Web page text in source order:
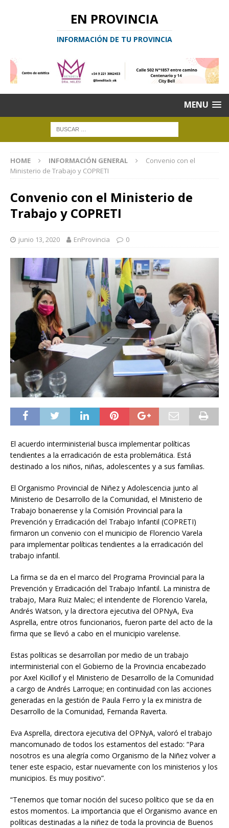
EN PROVINCIA
INFORMACIÓN DE TU PROVINCIA
MENU
HOME INFORMACIÓN GENERAL
Convenio con el
Ministerio de Trabajo y COPRETI
Convenio con el Ministerio de
Trabajo y COPRETI
junio 13, 2020 EnProvincia 0
El acuerdo interministerial busca implementar políticas
tendientes a la erradicación de esta problemática. Está
destinado a los niños, niñas, adolescentes y a sus familias.
El Organismo Provincial de Niñez y Adolescencia junto al
Ministerio de Desarrollo de la Comunidad, el Ministerio de
Trabajo bonaerense y la Comisión Provincial para la
Prevención y Erradicación del Trabajo Infantil (COPRETI)
firmaron un convenio con el municipio de Florencio Varela
para implementar políticas tendientes a la erradicación del
trabajo infantil.
La firma se da en el marco del Programa Provincial para la
Prevención y Erradicación del Trabajo Infantil. La ministra de
trabajo, Mara Ruiz Malec; el intendente de Florencio Varela,
Andrés Watson, y la directora ejecutiva del OPNyA, Eva
Asprella, entre otros funcionarios, fueron parte del acto de la
firma que se llevó a cabo en el municipio varelense.
Estas políticas se desarrollan por medio de un trabajo
interministerial con el Gobierno de la Provincia encabezado
por Axel Kicillof y el Ministerio de Desarrollo de la Comunidad
a cargo de Andrés Larroque; en continuidad con las acciones
generadas en la gestión de Paula Ferro y la ex ministra de
Desarrollo de la Comunidad, Fernanda Raverta.
Eva Asprella, directora ejecutiva del OPNyA, valoró el trabajo
mancomunado de todos los estamentos del estado: “Para
nosotros es una alegría como Organismo de la Niñez volver a
tener este espacio, estar nuevamente con los ministerios y los
municipios. Es muy positivo”.
“Tenemos que tomar noción del suceso político que se da en
estos momentos. La importancia que el Organismo avance en
políticas destinadas a la niñez de toda la provincia de Buenos